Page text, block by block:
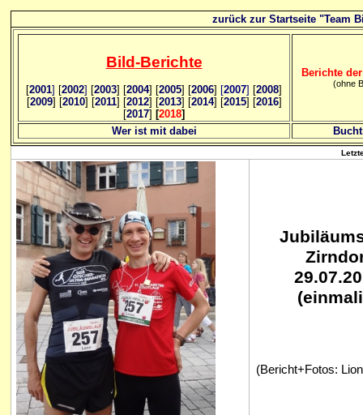
zurück zur Startseite "Team
Bild-Berichte
[2001] [2002] [2003] [2004] [2005] [2006] [2007] [2008]
[2009] [2010] [2011] [2012] [2013] [2014] [2015] [2016]
[2017] [2018]
Berichte
(ohne
Wer ist mit dabei
(Bericht+Fotos: